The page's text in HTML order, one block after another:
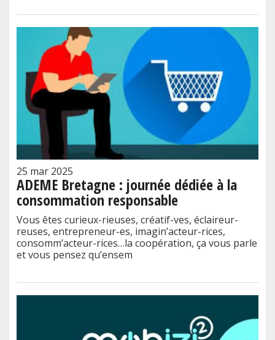
25 mar 2025
ADEME Bretagne : journée dédiée à la
consommation responsable
Vous êtes curieux-rieuses, créatif-ves, éclaireur-
reuses, entrepreneur-es, imagin’acteur-rices,
consomm’acteur-rices…la coopération, ça vous parle
et vous pensez qu’ensem